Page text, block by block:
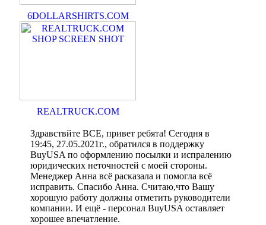
6DOLLARSHIRTS.COM
REALTRUCK.COM
Здравствйте ВСЕ, привет ребята! Сегодня в
19:45, 27.05.2021г., обратился в поддержку
BuyUSA по оформлению посылки и испралению
юридических неточностей с моей стороны.
Менеджер Анна всё расказала и помогла всё
исправить. Спасибо Анна. Считаю,что Вашу
хорошую работу должны отметить руководители
компании. И ещё - персонал BuyUSA оставляет
хорошее впечатление.